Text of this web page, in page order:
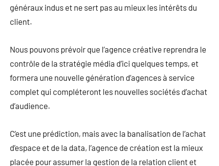
généraux indus et ne sert pas au mieux les intérêts du
client.
Nous pouvons prévoir que l’agence créative reprendra le
contrôle de la stratégie média d’ici quelques temps, et
formera une nouvelle génération d’agences à service
complet qui compléteront les nouvelles sociétés d’achat
d’audience.
C’est une prédiction, mais avec la banalisation de l’achat
d’espace et de la data, l’agence de création est la mieux
placée pour assumer la gestion de la relation client et